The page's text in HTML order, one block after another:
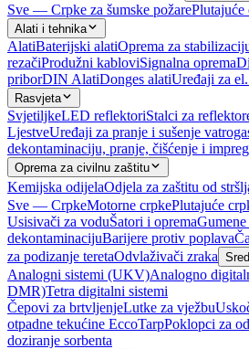
Sve — Crpke za šumske požarePlutajuće
Alati i tehnika
AlatiBaterijski alatiOprema za
rezačiProdužni kabloviSignalna oprema
priborDIN AlatiDonges alatiUređaji za
Rasvjeta
SvjetiljkeLED reflektoriStalci za
LjestveUređaji za pranje i sušenje
dekontaminaciju, pranje, čišćenje i
Oprema za civilnu zaštitu
Kemijska odijelaOdjela za zaštitu od
Sve — CrpkeMotorne crpkePlutajuće
Usisivači za voduŠatori i oprema
dekontaminacijuBarijere protiv poplava
za podizanje teretaOdvlaživači zraka
Analogni sistemi (UKV)Analogno
DMR)Tetra digitalni sistemi
Čepovi za brtvljenjeLutke za vježbu
otpadne tekućine EccoTarpPoklopci za
doziranje sorbenta